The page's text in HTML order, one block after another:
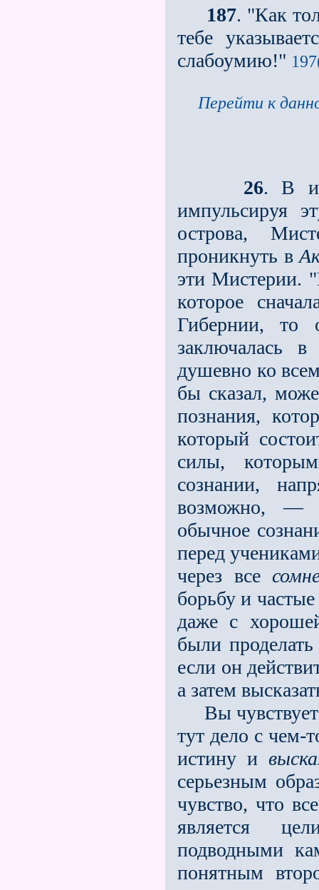
187. "Как
тебе
слабоумию!"
Перейти к
26. В
импульсируя
остро­ва,
проникнуть в
эти Мистерии.
которое
Гибернии, то
заключалась
душевно ко
бы сказал,
познания,
который
силы,
сознании,
возможно, —
обычное
перед
через все
борьбу и
даже с
были
если он
а затем
Вы
тут дело с чем-
истину и
серьезным
чувство, что
является
подводными
понятным